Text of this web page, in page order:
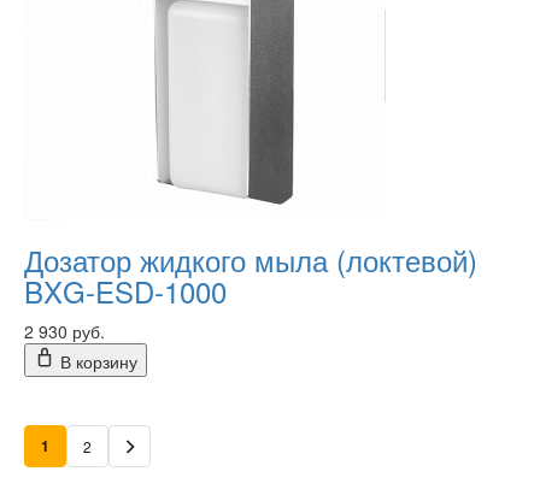
Дозатор жидкого мыла (локтевой)
BXG-ESD-1000
2 930 руб.
В корзину
1 2